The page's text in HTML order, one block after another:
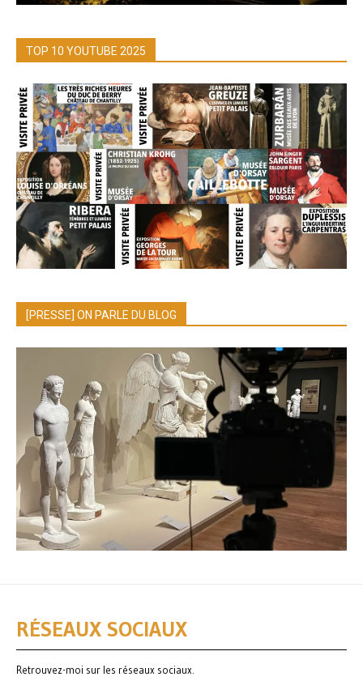
TOP 10 YOUTUBE 2025
[PRESSE] ON PARLE DU BLOG
RÉSEAUX SOCIAUX
Retrouvez-moi sur les réseaux sociaux.